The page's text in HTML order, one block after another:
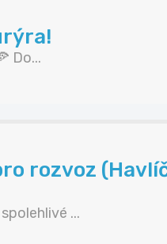
Do...
rozvoz
...